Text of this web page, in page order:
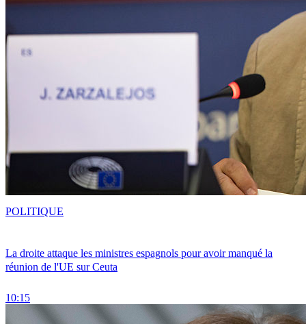
La droite attaque les ministres espagnols pour avoir manqué la
réunion de l'UE sur Ceuta
10:15
POLITIQUE